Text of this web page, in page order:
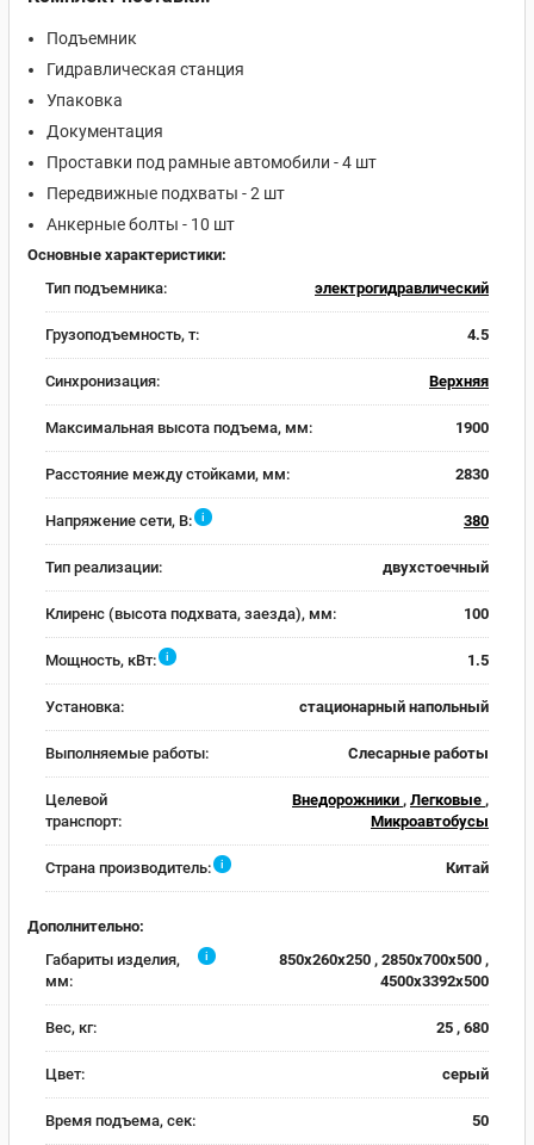
Подъемник
Гидравлическая станция
Упаковка
Документация
Проставки под рамные автомобили - 4 шт
Передвижные подхваты - 2 шт
Анкерные болты - 10 шт
Основные характеристики:
Тип подъемника:
электрогидравлический
Грузоподъемность, т: 4.5
Синхронизация: Верхняя
Максимальная высота подъема, мм: 1900
Расстояние между стойками, мм: 2830
Напряжение сети, В: i 380
Тип реализации: двухстоечный
Клиренс (высота подхвата, заезда), мм: 100
Мощность, кВт: i 1.5
Установка: стационарный напольный
Выполняемые работы: Слесарные работы
Целевой
транспорт:
Внедорожники , Легковые ,
Микроавтобусы
Страна производитель: i Китай
Дополнительно:
Габариты изделия,
мм:
i
850х260х250 , 2850х700х500 ,
4500х3392х500
Вес, кг: 25 , 680
Цвет: серый
Время подъема, сек: 50